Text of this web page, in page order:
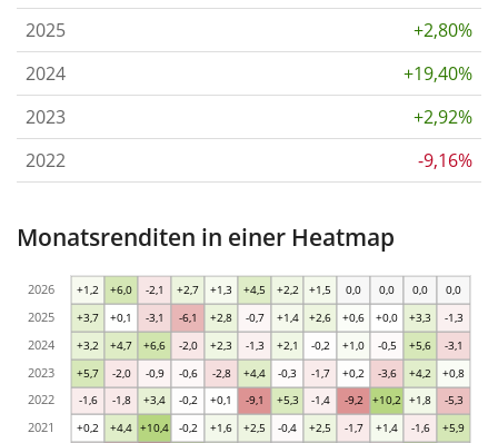
2025
+2,80%
2024
+19,40%
2023
+2,92%
2022
-9,16%
Monatsrenditen in einer Heatmap
+0,2 +4,4 +10,4 -0,2 +1,6 +2,5 -0,4 +2,5 -1,7 +1,4 -1,6 +5,9
-1,6 -1,8 +3,4 -0,2 +0,1 -9,1 +5,3 -1,4 -9,2 +10,2 +1,8 -5,3
+5,7 -2,0 -0,9 -0,6 -2,8 +4,4 -0,3 -1,7 +0,2 -3,6 +4,2 +0,8
+3,2 +4,7 +6,6 -2,0 +2,3 -1,3 +2,1 -0,2 +1,0 -0,5 +5,6 -3,1
+3,7 +0,1 -3,1 -6,1 +2,8 -0,7 +1,4 +2,6 +0,6 +0,0 +3,3 -1,3
+1,2 +6,0 -2,1 +2,7 +1,3 +4,5 +2,2 +1,5 0,0 0,0 0,0 0,0
2021
2022
2023
2024
2025
2026